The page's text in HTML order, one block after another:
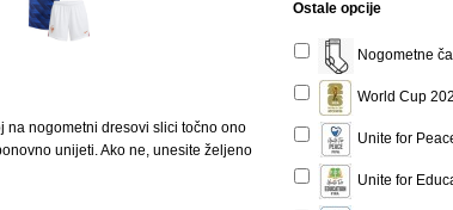
na nogometni dresovi slici točno ono
unijeti. Ako ne, unesite željeno
Ostale opcije
Nogometne
World Cup
Unite for
Unite for